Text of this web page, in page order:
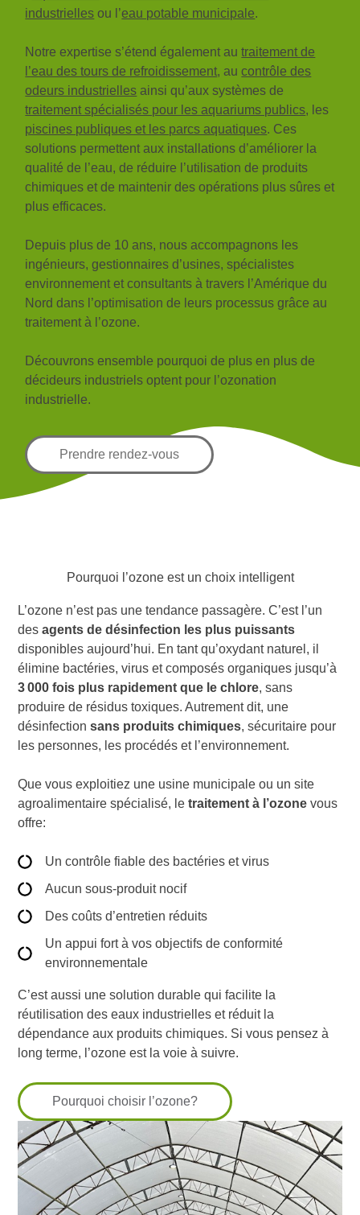
industrielles ou l’eau potable municipale.
Notre expertise s’étend également autraitement de
l’eau des tours de refroidissement, aucontrôle des
odeurs industrielles ainsi qu’aux systèmes de
traitement spécialisés pour les aquariums publics, les
piscines publiques et les parcs aquatiques. Ces
solutions permettent aux installations d’améliorer la
qualité de l’eau, de réduire l’utilisation de produits
chimiques et de maintenir des opérations plus sûres et
plus efficaces.
Depuis plus de 10 ans, nous accompagnons les
ingénieurs, gestionnaires d’usines, spécialistes
environnement et consultants à travers l’Amérique du
Nord dans l’optimisation de leurs processus grâce au
traitement à l’ozone.
Découvrons ensemble pourquoi de plus en plus de
décideurs industriels optent pour l’ozonation
industrielle.
Prendre rendez-vous
Pourquoi l’ozone est un choix intelligent
L’ozone n’est pas une tendance passagère. C’est l’un
desagents de désinfection les plus puissants
disponibles aujourd’hui. En tant qu’oxydant naturel, il
élimine bactéries, virus et composés organiques jusqu’à
3 000 fois plus rapidement que le chlore, sans
produire de résidus toxiques. Autrement dit, une
désinfectionsans produits chimiques, sécuritaire pour
les personnes, les procédés et l’environnement.
Que vous exploitiez une usine municipale ou un site
agroalimentaire spécialisé, letraitement à l’ozone vous
offre:
Un contrôle fiable des bactéries et virus
Aucun sous-produit nocif
Des coûts d’entretien réduits
Un appui fort à vos objectifs de conformité
environnementale
C’est aussi une solution durable qui facilite la
réutilisation des eaux industrielles et réduit la
dépendance aux produits chimiques. Si vous pensez à
long terme, l’ozone est la voie à suivre.
Pourquoi choisir l’ozone?